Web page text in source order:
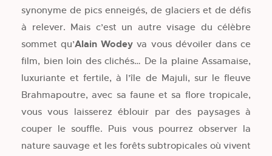
synonyme de pics enneigés, de glaciers et de défis
à relever. Mais c’est un autre visage du célèbre
sommet qu’Alain Wodey va vous dévoiler dans ce
film, bien loin des clichés… De la plaine Assamaise,
luxuriante et fertile, à l’île de Majuli, sur le fleuve
Brahmapoutre, avec sa faune et sa flore tropicale,
vous vous laisserez éblouir par des paysages à
couper le souffle. Puis vous pourrez observer la
nature sauvage et les forêts subtropicales où vivent